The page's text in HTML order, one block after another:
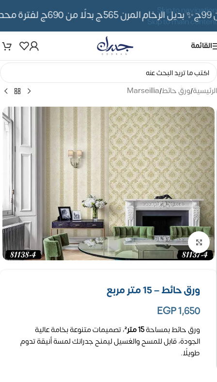
Skip to navigation
Skip to main content
✨ بديل الرخام المرن 565ج بدلًا من 690ج لفترة محدوده
القائمة
الرئيسية/ورق حائط/
Marseillia
تكبير الصورة
ورق حائط – 15 متر مربع
EGP1,650
ورق حائط بمساحة15 متر²
، تصميمات متنوعة بخامة عالية
الجودة، قابل للمسح والغسيل ليمنح جدرانك لمسة أنيقة تدوم
طويلًا.